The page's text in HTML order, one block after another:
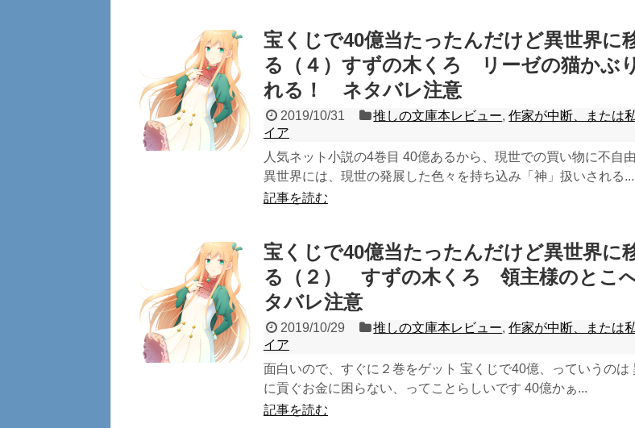
宝くじで40億当たったんだけど異世界に
る（４）すずの木くろ リーゼの猫かぶ
れる！ ネタバレ注意
2019/10/31 推しの文庫本レビュー,作家が中断、または
イア
人気ネット小説の4巻目 40億あるから、現世での買い物に不自
異世界には、現世の発展した色々を持ち込み「神」扱いされる...
記事を読む
宝くじで40億当たったんだけど異世界に
る（２） すずの木くろ 領主様のとこ
タバレ注意
2019/10/29 推しの文庫本レビュー,作家が中断、または
イア
面白いので、すぐに２巻をゲット 宝くじで40億、っていうのは
に貢ぐお金に困らない、ってことらしいです 40億かぁ...
記事を読む